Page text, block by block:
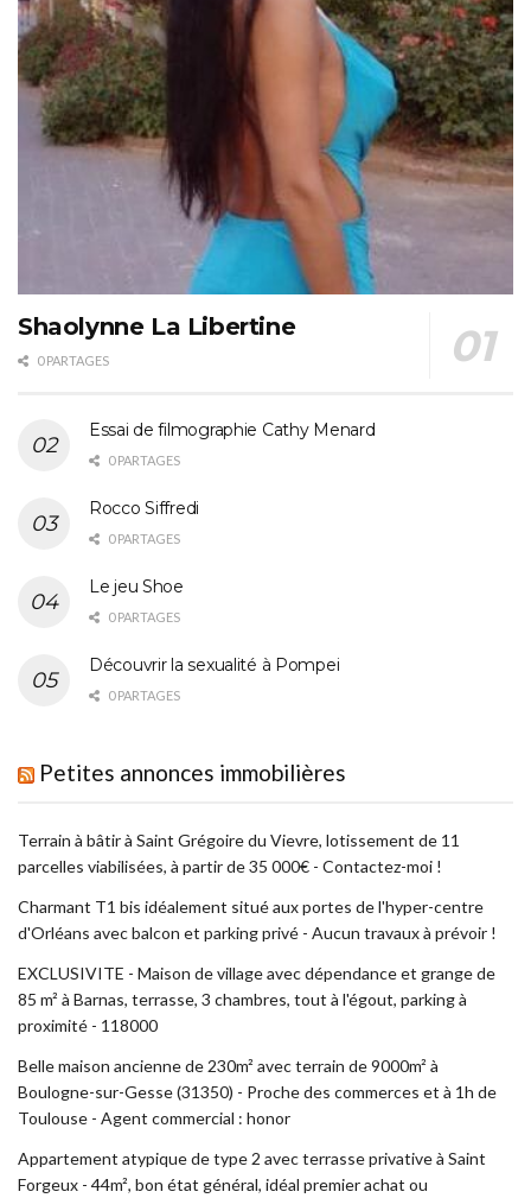
Shaolynne La Libertine
0 PARTAGES
Essai de filmographie Cathy Menard
0 PARTAGES
Rocco Siffredi
0 PARTAGES
Le jeu Shoe
0 PARTAGES
Découvrir la sexualité à Pompei
0 PARTAGES
Petites annonces immobilières
Terrain à bâtir à Saint Grégoire du Vievre, lotissement de 11
parcelles viabilisées, à partir de 35 000€ - Contactez-moi !
Charmant T1 bis idéalement situé aux portes de l'hyper-centre
d'Orléans avec balcon et parking privé - Aucun travaux à prévoir !
EXCLUSIVITE - Maison de village avec dépendance et grange de
85 m² à Barnas, terrasse, 3 chambres, tout à l'égout, parking à
proximité - 118000
Belle maison ancienne de 230m² avec terrain de 9000m² à
Boulogne-sur-Gesse (31350) - Proche des commerces et à 1h de
Toulouse - Agent commercial : honor
Appartement atypique de type 2 avec terrasse privative à Saint
Forgeux - 44m², bon état général, idéal premier achat ou